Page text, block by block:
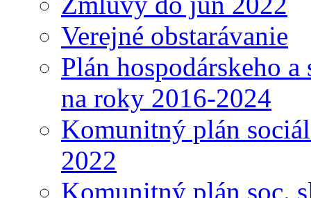
Verejné obstarávanie
Plán hospodárskeho
na roky 2016-2024
Komunitný plán
2022
Komunitný plán soc.